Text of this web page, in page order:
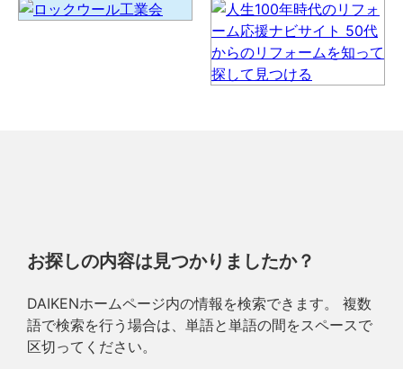
お探しの内容は見つかりましたか？
DAIKENホームページ内の情報を検索できます。 複数
語で検索を行う場合は、単語と単語の間をスペースで
区切ってください。